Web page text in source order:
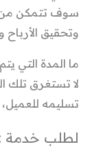
سوف تتمكن من
وتحقيق الأرباح
ما المدة التي
لا تستغرق تلك
تسليمه
لطلب خدمة